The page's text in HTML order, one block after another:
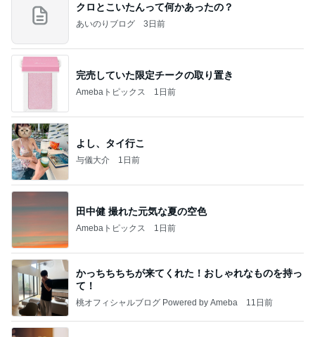
クロとこいたんって何かあったの？
あいのりブログ 3日前
完売していた限定チークの取り置き
Amebaトピックス 1日前
よし、タイ行こ
与儀大介 1日前
田中健 撮れた元気な夏の空色
Amebaトピックス 1日前
かっちちちちが来てくれた！おしゃれなものを持っ
て！
桃オフィシャルブログ Powered by Ameba 11日前